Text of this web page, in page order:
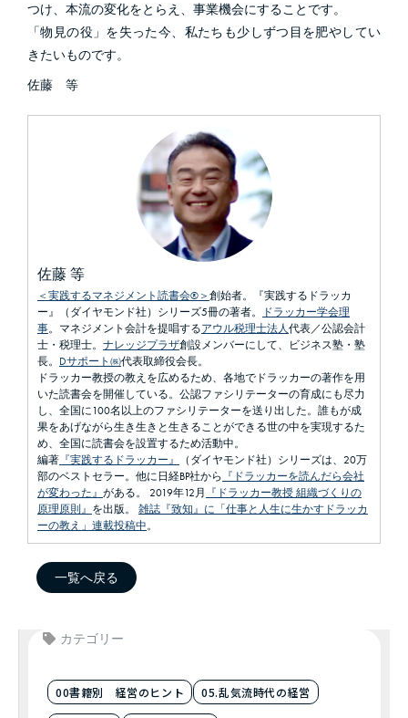
つけ、本流の変化をとらえ、事業機会にすることです。
「物見の役」を失った今、私たちも少しずつ目を肥やしてい
きたいものです。
佐藤 等
佐藤 等
＜実践するマネジメント読書会®＞創始者。『実践するドラッカ
ー』（ダイヤモンド社）シリーズ5冊の著者。
ドラッカー学会理
事。マネジメント会計を提唱するアウル税理士法人代表／公認会計
士・税理士。 ナレッジプラザ創設メンバーにして、ビジネス塾・塾
長。 Dサポート㈱代表取締役会長。
ドラッカー教授の教えを広めるため、各地でドラッカーの著作を用
いた読書会を開催している。公認ファシリテーターの育成にも尽力
し、全国に100名以上のファシリテーターを送り出した。誰もが成
果をあげながら生き生きと生きることができる世の中を実現するた
め、全国に読書会を設置するため活動中。
編著 『実践するドラッカー』
（ダイヤモンド社）シリーズは、20万
部のベストセラー。他に日経BP社から 『ドラッカーを読んだら会社
が変わった』 がある。 2019年12月 『ドラッカー教授 組織づくりの
原理原則』 を出版。 雑誌『致知』に「仕事と人生に生かすドラッカ
ーの教え」連載投稿中。
一覧へ戻る
カテゴリー
00書籍別 経営のヒント 05.乱気流時代の経営